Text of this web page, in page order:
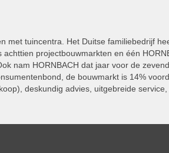
met tuincentra. Het Duitse familiebedrijf
projectbouwmarkten en één
nam HORNBACH dat jaar voor de
de bouwmarkt is 14%
deskundig advies, uitgebreide